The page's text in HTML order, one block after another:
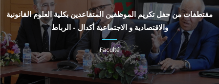
مقتطفات من حفل تكريم الموظفين المتقاعدين بكلية العلوم القانونية
والاقتصادية و الاجتماعية أكدال - الرباط
Faculté